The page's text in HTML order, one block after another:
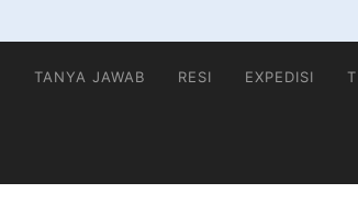
TANYA JAWAB RESI EXPEDISI